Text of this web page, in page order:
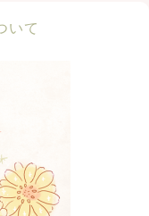
いて